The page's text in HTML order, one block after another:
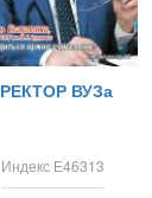
РЕКТОР ВУЗа
Индекс Е46313